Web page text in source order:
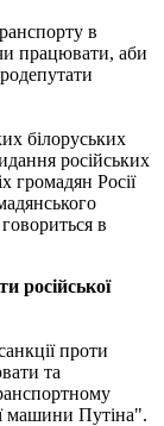
в
працювати, аби
білоруських
російських
громадян Росії
в
російської
проти
та
машини Путіна".